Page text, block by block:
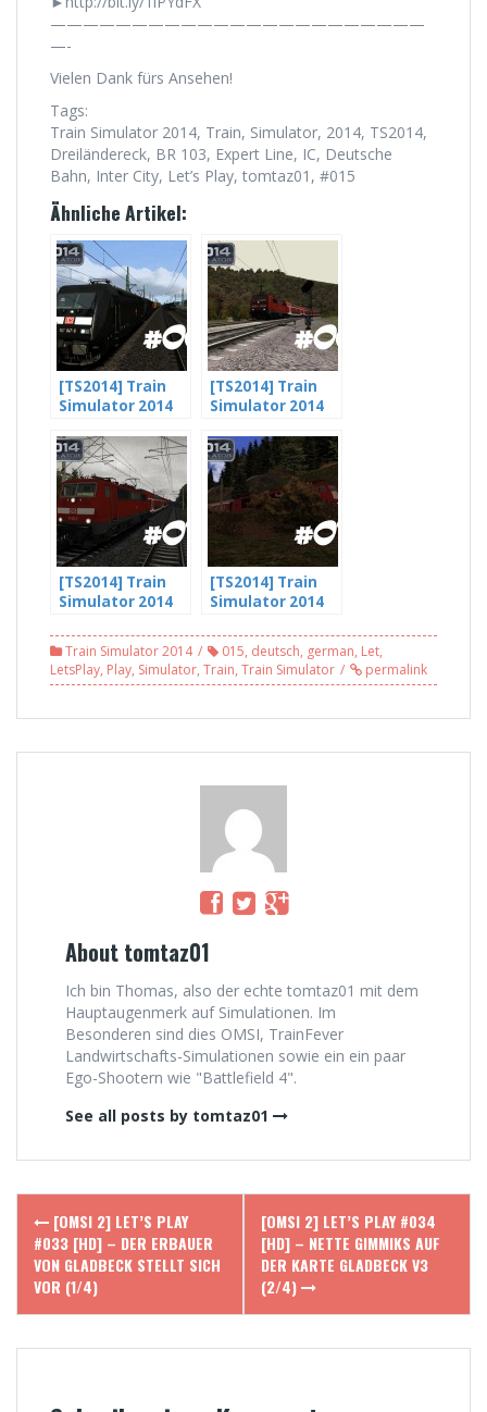
———————————————————————
—-
Vielen Dank fürs Ansehen!
Tags:
Train Simulator 2014, Train, Simulator, 2014, TS2014,
Dreiländereck, BR 103, Expert Line, IC, Deutsche
Bahn, Inter City, Let’s Play, tomtaz01, #015
Ähnliche Artikel:
[TS2014] Train
Simulator 2014
Und dann darf
ich wieder
bremsen
[TS2014] Train
Simulator 2014
Der Trennschutz
klemmt (2/3)
[TS2014] Train
Simulator 2014
Auf zum BER,
BR111 + Dostos
[TS2014] Train
Simulator 2014
Schön Einspurig
mit der BR 103
(2/3)
Train Simulator 2014 015, deutsch, german, Let,
LetsPlay, Play, Simulator, Train, Train Simulator permalink
About tomtaz01
Ich bin Thomas, also der echte tomtaz01 mit dem
Hauptaugenmerk auf Simulationen. Im
Besonderen sind dies OMSI, TrainFever
Landwirtschafts-Simulationen sowie ein ein paar
Ego-Shootern wie "Battlefield 4".
See all posts by tomtaz01
Post
navigation
[OMSI 2] LET’S PLAY
#033 [HD] – DER ERBAUER
VON GLADBECK STELLT SICH
VOR (1/4)
[OMSI 2] LET’S PLAY #034
[HD] – NETTE GIMMIKS AUF
DER KARTE GLADBECK V3
(2/4)